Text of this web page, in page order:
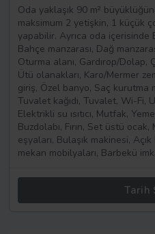
Oda yaklaşık 90 m²
maksimum 2 yetişkin, 1 küçük
yapabilir. Ayrıca oda içerisinde
Bahçe manzarası, Dağ
Oturma alanı, Gardırop/Dolap,
Ütü olanakları, Karo/Mermer
giriş, Özel banyo, Saç kurutma
Tuvalet kağıdı, Tuvalet, Wi-Fi,
Elektrikli su ısıtıcı, Mutfak,
Buzdolabı, Fırın, Set üstü
eşyaları, Bulaşık makinesi,
mekan mobilyaları, Barbekü
Tarih